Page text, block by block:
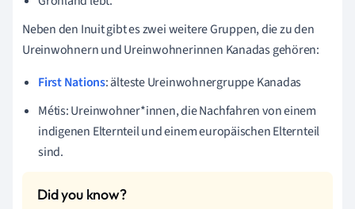
Neben den Inuit gibt es zwei weitere Gruppen, die zu den
Ureinwohnern und Ureinwohnerinnen Kanadas gehören:
First Nations: älteste Ureinwohnergruppe Kanadas
Métis: Ureinwohner*innen, die Nachfahren von einem
indigenen Elternteil und einem europäischen Elternteil
sind.